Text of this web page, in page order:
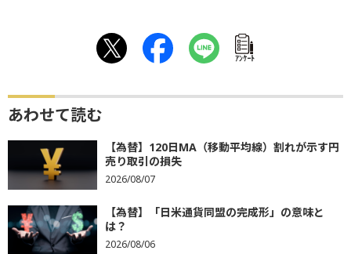
ｱﾝｹｰﾄ
あわせて読む
【為替】120日MA（移動平均線）割れが示す円
売り取引の損失
2026/08/07
【為替】「日米通貨同盟の完成形」の意味と
は？
2026/08/06